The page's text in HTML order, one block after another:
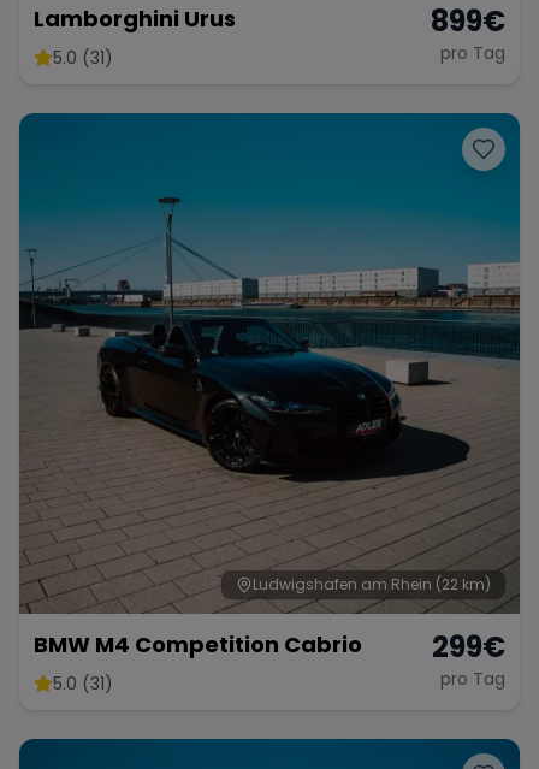
Bugatti Maserati
Lamborghini Urus
5.0 (31)
899€
pro Tag
Ludwigshafen am Rhein (22 km)
BMW M4 Competition Cabrio
5.0 (31)
299€
pro Tag